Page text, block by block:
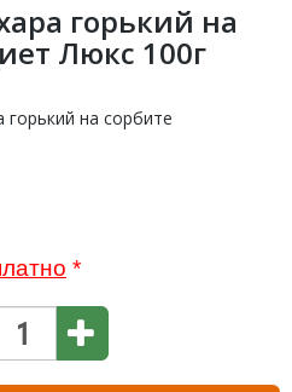
горький на
Люкс 100г
*